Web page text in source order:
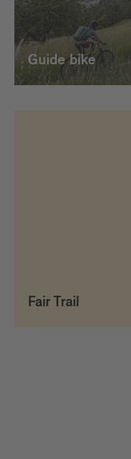
Guide bike
Fair Trail